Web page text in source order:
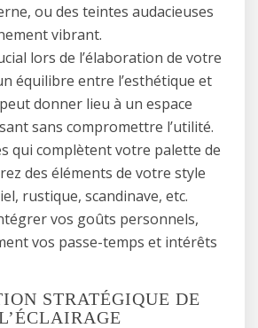
ou des teintes audacieuses
vibrant.
lors de l’élaboration de votre
équilibre entre l’esthétique et
donner lieu à un espace
sans compromettre l’utilité.
qui complètent votre palette de
des éléments de votre style
rustique, scandinave, etc.
vos goûts personnels,
vos passe-temps et intérêts
STRATÉGIQUE DE